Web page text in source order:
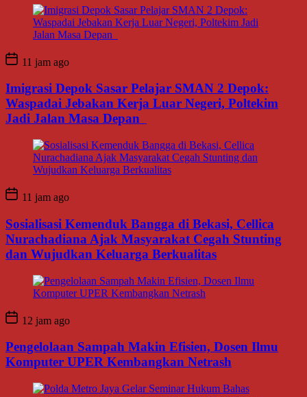
11 jam ago
Imigrasi Depok Sasar Pelajar SMAN 2 Depok:
Waspadai Jebakan Kerja Luar Negeri, Poltekim
Jadi Jalan Masa Depan
11 jam ago
Sosialisasi Kemenduk Bangga di Bekasi, Cellica
Nurachadiana Ajak Masyarakat Cegah Stunting
dan Wujudkan Keluarga Berkualitas
12 jam ago
Pengelolaan Sampah Makin Efisien, Dosen Ilmu
Komputer UPER Kembangkan Netrash